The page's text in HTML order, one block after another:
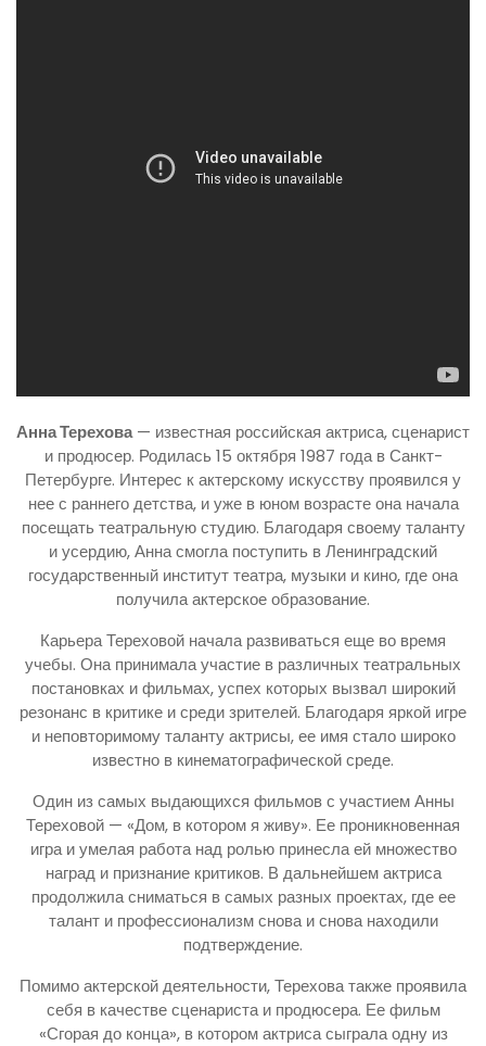
Анна Терехова— известная российская актриса, сценарист
и продюсер. Родилась 15 октября 1987 года в Санкт-
Петербурге. Интерес к актерскому искусству проявился у
нее с раннего детства, и уже в юном возрасте она начала
посещать театральную студию. Благодаря своему таланту
и усердию, Анна смогла поступить в Ленинградский
государственный институт театра, музыки и кино, где она
получила актерское образование.
Карьера Тереховой начала развиваться еще во время
учебы. Она принимала участие в различных театральных
постановках и фильмах, успех которых вызвал широкий
резонанс в критике и среди зрителей. Благодаря яркой игре
и неповторимому таланту актрисы, ее имя стало широко
известно в кинематографической среде.
Один из самых выдающихся фильмов с участием Анны
Тереховой — «Дом, в котором я живу». Ее проникновенная
игра и умелая работа над ролью принесла ей множество
наград и признание критиков. В дальнейшем актриса
продолжила сниматься в самых разных проектах, где ее
талант и профессионализм снова и снова находили
подтверждение.
Помимо актерской деятельности, Терехова также проявила
себя в качестве сценариста и продюсера. Ее фильм
«Сгорая до конца», в котором актриса сыграла одну из